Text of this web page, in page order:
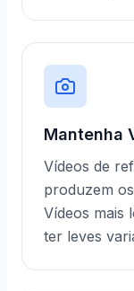
Mantenha
Vídeos de
produzem
Vídeos mais
ter leves